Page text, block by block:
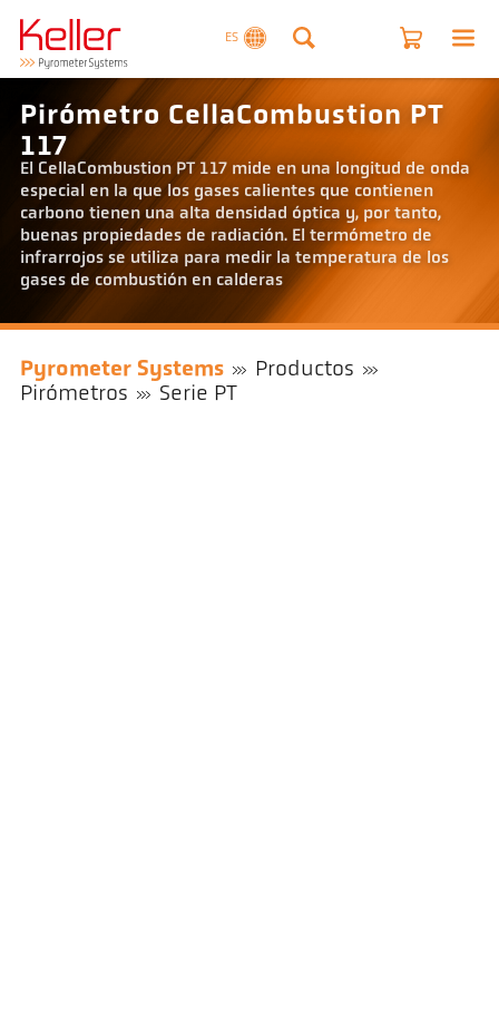
ES
Pirómetro CellaCombustion PT
117
El CellaCombustion PT 117 mide en una longitud de onda
especial en la que los gases calientes que contienen
carbono tienen una alta densidad óptica y, por tanto,
buenas propiedades de radiación. El termómetro de
infrarrojos se utiliza para medir la temperatura de los
gases de combustión en calderas
Pyrometer Systems
Productos
Pirómetros
Serie PT